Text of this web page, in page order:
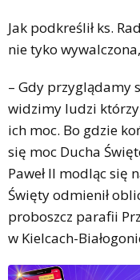
Jak podkreślił ks.
nie tyko
– Gdy przyglądamy
widzimy ludzi którzy
ich moc. Bo gdzie
się moc Ducha
Paweł II modląc się
Święty odmienił
proboszcz parafii
w Kielcach-